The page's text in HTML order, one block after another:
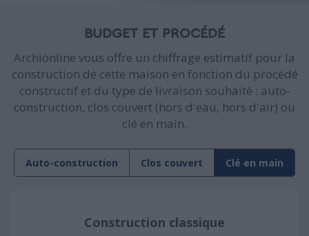
BUDGET ET PROCÉDÉ
Archionline vous offre un chiffrage estimatif pour la
construction de cette maison en fonction du procédé
constructif et du type de livraison souhaité : auto-
construction, clos couvert (hors d'eau, hors d'air) ou
clé en main.
Auto-construction Clos couvert Clé en main
Construction classique